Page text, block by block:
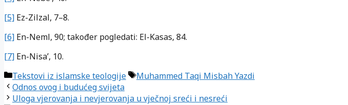
[5] Ez-Zilzal, 7–8.
[6] En-Neml, 90; također pogledati: El-Kasas, 84.
[7] En-Nisa’, 10.
Kategorije
Tekstovi iz islamske teologije Oznake
Muhammed Taqi Misbah Yazdi
Odnos ovog i budućeg svijeta
Uloga vjerovanja i nevjerovanja u vječnoj sreći i nesreći